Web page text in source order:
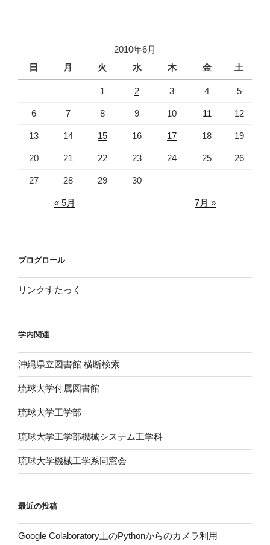
2010年6月
日
月 火 水 木 金 土
1 2 3 4 5
6 7 8 9 10 11 12
13 14 15 16 17 18 19
20 21 22 23 24 25 26
27 28 29 30
« 5月 7月 »
ブログロール
リンクすたっく
学内関連
沖縄県立図書館 横断検索
琉球大学付属図書館
琉球大学工学部
琉球大学工学部機械システム工学科
琉球大学機械工学系同窓会
最近の投稿
Google Colaboratory上のPythonからのカメラ利用